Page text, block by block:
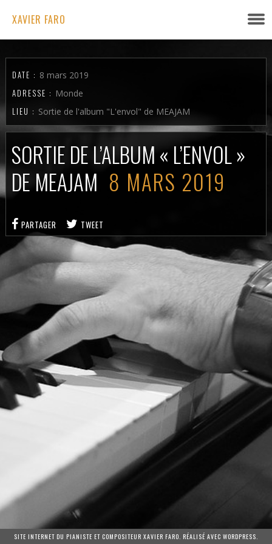
XAVIER FARO
DATE : 8 mars 2019
ADRESSE : Monde
LIEU : Sortie de l'album "L'envol" de MEAJAM
SORTIE DE L’ALBUM « L’ENVOL »
DE MEAJAM 8 MARS 2019
PARTAGER TWEET
SITE INTERNET DU PIANISTE ET COMPOSITEUR XAVIER FARO. RÉALISÉ AVEC WORDPRESS.